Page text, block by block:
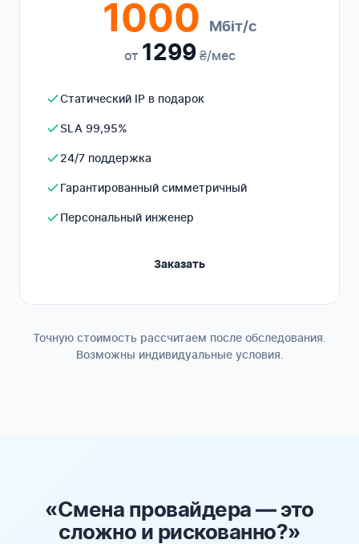
1000 Мбіт/с
от 1299₴/мес
Статический IP в подарок
SLA 99,95%
24/7 поддержка
Гарантированный симметричный
Персональный инженер
Заказать
Точную стоимость рассчитаем после обследования.
Возможны индивидуальные условия.
«Смена провайдера — это
сложно и рискованно?»